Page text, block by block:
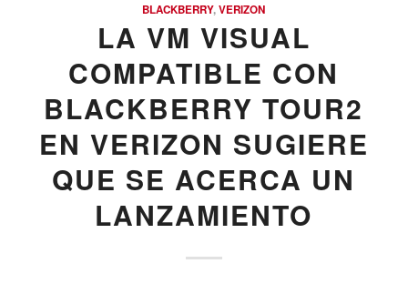
BLACKBERRY,VERIZON
LA VM VISUAL
COMPATIBLE CON
BLACKBERRY TOUR2
EN VERIZON SUGIERE
QUE SE ACERCA UN
LANZAMIENTO